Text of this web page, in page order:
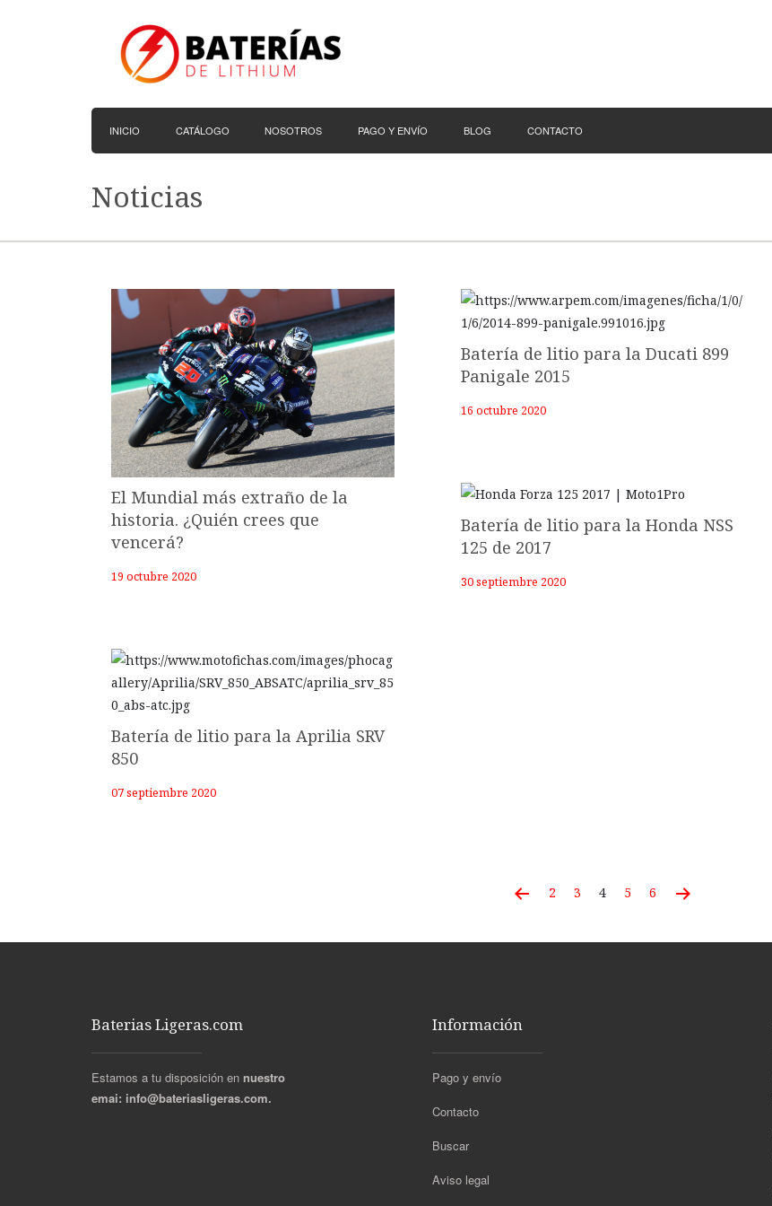
INICIO CATÁLOGO NOSOTROS PAGO Y ENVÍO BLOG CONTACTO
Noticias
El Mundial más extraño de la
historia. ¿Quién crees que
vencerá?
19 octubre 2020
Batería de litio para la Ducati 899
Panigale 2015
16 octubre 2020
Batería de litio para la Honda NSS
125 de 2017
30 septiembre 2020
Batería de litio para la Aprilia SRV
850
07 septiembre 2020
2 3 4 5 6
Baterias Ligeras.com
Estamos a tu disposición en nuestro
emai: info@bateriasligeras.com.
Información
Pago y envío
Contacto
Buscar
Aviso legal